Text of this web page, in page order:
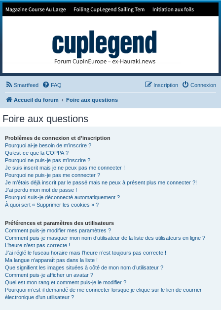
Forum de Cup In Europe
Smartfeed FAQ Connexion
Inscription
Accueil du forum Foire aux questions
Foire aux questions
Problèmes de connexion et d’inscription
Pourquoi ai-je besoin de m’inscrire ?
Qu’est-ce que la COPPA ?
Pourquoi ne puis-je pas m’inscrire ?
Je suis inscrit mais je ne peux pas me connecter !
Pourquoi ne puis-je pas me connecter ?
Je m’étais déjà inscrit par le passé mais ne peux à présent plus me connecter ?!
J’ai perdu mon mot de passe !
Pourquoi suis-je déconnecté automatiquement ?
À quoi sert « Supprimer les cookies » ?
Préférences et paramètres des utilisateurs
Comment puis-je modifier mes paramètres ?
Comment puis-je masquer mon nom d’utilisateur de la liste des utilisateurs en ligne ?
L’heure n’est pas correcte !
J’ai réglé le fuseau horaire mais l’heure n’est toujours pas correcte !
Ma langue n’apparaît pas dans la liste !
Que signifient les images situées à côté de mon nom d’utilisateur ?
Comment puis-je afficher un avatar ?
Quel est mon rang et comment puis-je le modifier ?
Pourquoi m’est-il demandé de me connecter lorsque je clique sur le lien de courrier
électronique d’un utilisateur ?